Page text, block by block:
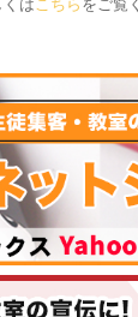
はこちら をご覧